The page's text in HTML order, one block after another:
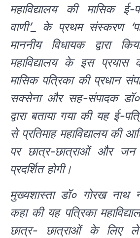
महाविद्यालय की मासिक ई-
वाणी’_ के प्रथम संस्करण
माननीय विधायक द्वारा
महाविद्यालय के इस प्रयास
मासिक पत्रिका की प्रधान
सक्सेना और सह-संपादक डॉ०
द्वारा बताया गया की यह ई-
से प्रतिमाह महाविद्यालय की
पर छात्र-छात्राओं और जन
प्रदर्शित होगी।
मुख्यशास्ता डॉ० गोरख
कहा की यह पत्रिका
छात्र- छात्राओं के लिए